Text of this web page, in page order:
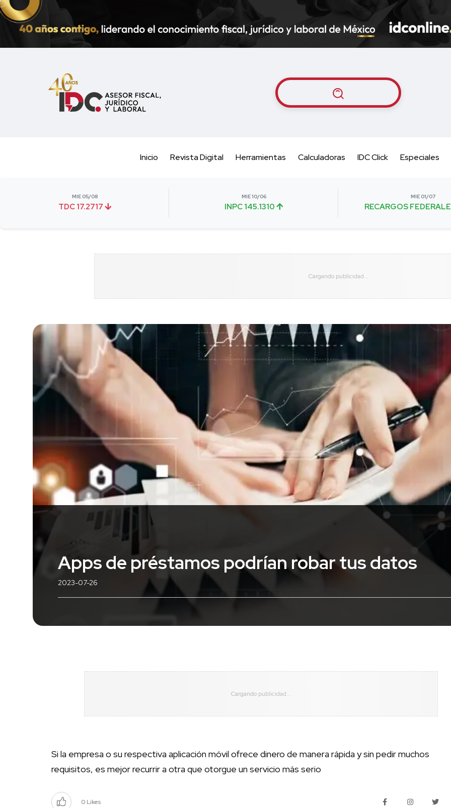
Inicio Revista Digital Herramientas Calculadoras IDC Click Especiales
MIE 05/08
TDC 17.2717
MIE 10/06
INPC 145.1310
MIE 01/07
RECARGOS
Apps de préstamos podrían robar tus datos
2023-07-26
Si la empresa o su respectiva aplicación móvil ofrece dinero de manera rápida y sin pedir muchos
requisitos, es mejor recurrir a otra que otorgue un servicio más serio
0 Likes